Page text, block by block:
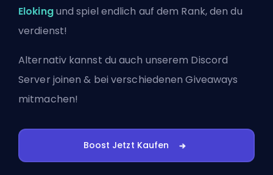
Elokingund spiel endlich auf dem Rank, den du
verdienst!
Alternativ kannst du auch unserem Discord
Server joinen & bei verschiedenen Giveaways
mitmachen!
Boost Jetzt Kaufen